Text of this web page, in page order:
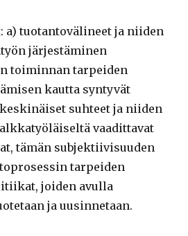
a) tuotantovälineet ja niiden
järjestäminen
toiminnan tarpeiden
kautta syntyvät
suhteet ja niiden
vaadittavat
tämän subjektiivisuuden
tarpeiden
joiden avulla
ja uusinnetaan.